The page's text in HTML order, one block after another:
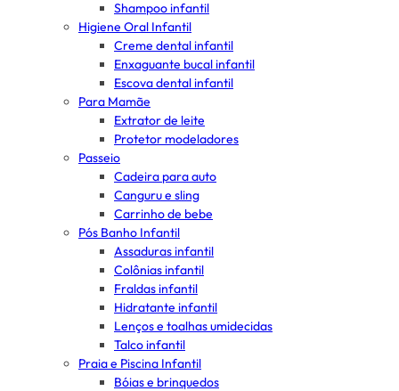
Shampoo infantil
Higiene Oral Infantil
Creme dental infantil
Enxaguante bucal infantil
Escova dental infantil
Para Mamãe
Extrator de leite
Protetor modeladores
Passeio
Cadeira para auto
Canguru e sling
Carrinho de bebe
Pós Banho Infantil
Assaduras infantil
Colônias infantil
Fraldas infantil
Hidratante infantil
Lenços e toalhas umidecidas
Talco infantil
Praia e Piscina Infantil
Bóias e brinquedos